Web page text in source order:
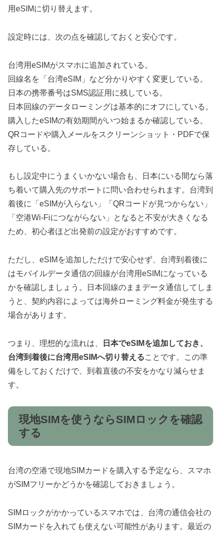
用eSIMに切り替えます。
設定時には、次の点を確認しておくと安心です。
台湾用eSIMがスマホに追加されている。
回線名を「台湾eSIM」など分かりやすく変更している。
日本の携帯番号はSMS認証用に残している。
日本回線のデータローミングは基本的にオフにしている。
購入したeSIMの有効期間がいつ始まるか確認している。
QRコードや購入メールをスクリーンショット・PDFで保
存している。
もし設定中にうまくいかない場合も、日本にいる間なら落
ち着いて購入先のサポートに問い合わせられます。台湾到
着後に「eSIMが入らない」「QRコードが見つからない」
「空港Wi-Fiにつながらない」となると不安が大きくなる
ため、初心者ほど出発前の設定がおすすめです。
ただし、eSIMを追加しただけで安心せず、台湾到着後に
はモバイルデータ通信の回線が台湾用eSIMになっている
かを確認しましょう。日本回線のままデータ通信してしま
うと、契約内容によっては海外ローミング料金が発生する
場合があります。
つまり、理想的な流れは、
日本でeSIMを追加しておき、
台湾到着後に台湾用eSIMへ切り替えることです。この準
備をしておくだけで、到着直後の不安をかなり減らせま
す。
現地SIMを使うならSIMロックを確認
する
台湾の空港で現地SIMカードを購入する予定なら、スマホ
がSIMフリーかどうかを確認しておきましょう。
SIMロックがかかっているスマホでは、台湾の通信会社の
SIMカードを入れても使えない可能性があります。最近の